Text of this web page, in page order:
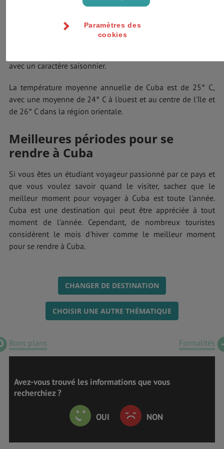
novembre à avril et coïncide avec l'hiver cubain.
En raison de la proximité de l'île avec le Tropique du Cancer,
avec un caractère saisonnier.
La température moyenne annuelle de Cuba est de 25° C,
avec une moyenne de 24° C à l'ouest et au centre de l'île et
de 26° C dans la région orientale.
Meilleures périodes pour se
rendre à Cuba
Si vous êtes un étudiant voyageur passionné par ce pays et
que vous voulez savoir quand le visiter, sachez que le
meilleur moment pour voyager à Cuba est toute l'année.
Cuba est une destination qui peut être appréciée à tout
moment de l'année. Cependant, de nombreux touristes
considèrent le mois d'hiver comme le meilleur moment
pour se rendre à Cuba.
CHANGER DE DESTINATION
CHOISIR UNE AUTRE THÉMATIQUE
Bons plans Formalités
Avez-vous trouvé les informations que vous
recherchiez ?
OUI NON
Paramètres des
cookies